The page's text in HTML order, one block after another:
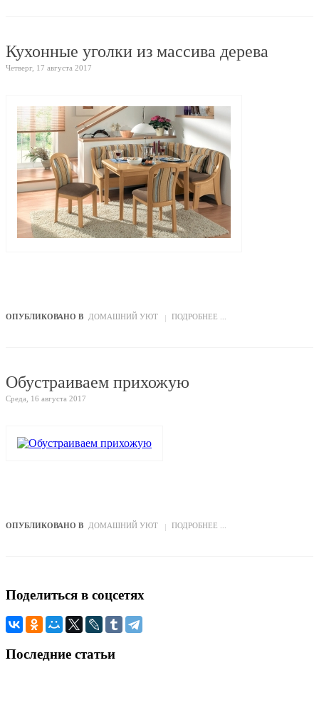
Кухонные уголки из массива дерева
Четверг, 17 августа 2017
ОПУБЛИКОВАНО В ДОМАШНИЙ УЮТ ПОДРОБНЕЕ ...
Обустраиваем прихожую
Среда, 16 августа 2017
ОПУБЛИКОВАНО В ДОМАШНИЙ УЮТ ПОДРОБНЕЕ ...
Поделиться в соцсетях
Последние статьи